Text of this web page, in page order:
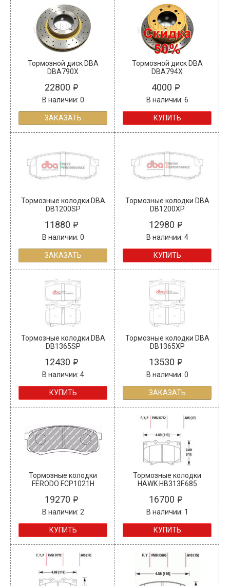
Тормозной диск DBA
DBA790X
22800
В наличии: 0
ЗАКАЗАТЬ
Тормозной диск DBA
DBA794X
4000
В наличии: 6
КУПИТЬ
Тормозные колодки DBA
DB1200SP
11880
В наличии: 0
ЗАКАЗАТЬ
Тормозные колодки DBA
DB1200XP
12980
В наличии: 4
КУПИТЬ
Тормозные колодки DBA
DB1365SP
12430
В наличии: 4
КУПИТЬ
Тормозные колодки DBA
DB1365XP
13530
В наличии: 0
ЗАКАЗАТЬ
Тормозные колодки
FERODO FCP1021H
19270
В наличии: 2
КУПИТЬ
Тормозные колодки
HAWK HB313F.685
16700
В наличии: 1
КУПИТЬ